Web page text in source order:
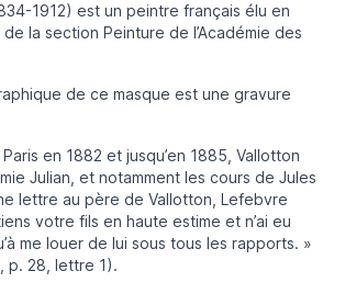
1912) est un peintre français élu en
la section Peinture de l’Académie des
de ce masque est une gravure
en 1882 et jusqu’en 1885, Vallotton
Julian, et notamment les cours de Jules
lettre au père de Vallotton, Lefebvre
votre fils en haute estime et n’ai eu
me louer de lui sous tous les rapports. »
p. 28, lettre 1).